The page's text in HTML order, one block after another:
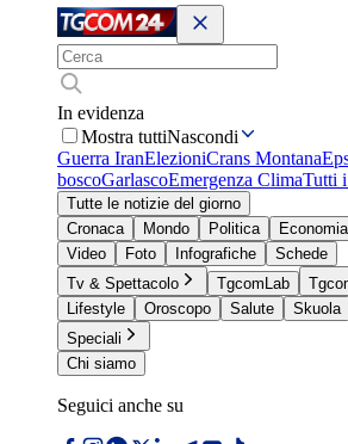
In evidenza
Mostra tuttiNascondi
Guerra IranElezioniCrans Montana
boscoGarlascoEmergenza ClimaTutti
Tutte le notizie del giorno
Cronaca
Mondo Politica Economia
Video
Foto Infografiche
Schede
Tv & Spettacolo
TgcomLab
Lifestyle
Oroscopo Salute Skuola
Speciali
Chi siamo
Seguici anche su